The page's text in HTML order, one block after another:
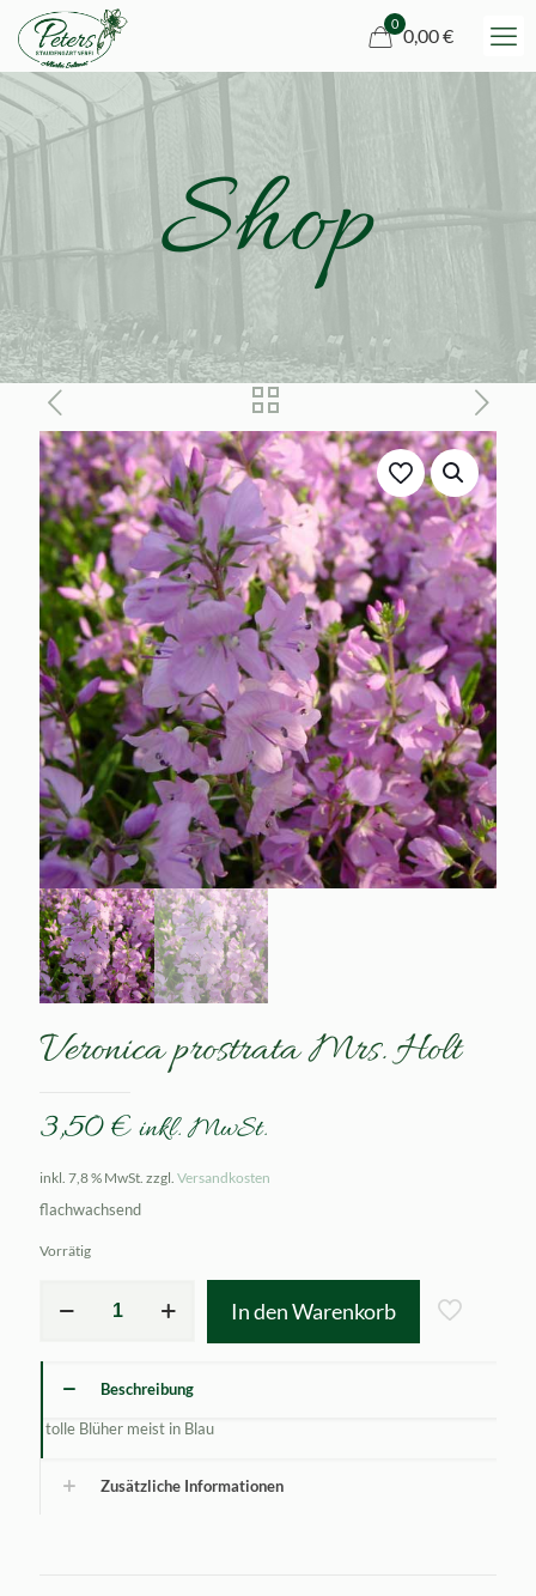
0
0,00 €
Shop
Veronica prostrata Mrs. Holt
3,50€ inkl. MwSt.
inkl. 7,8 % MwSt. zzgl. Versandkosten
flachwachsend
Vorrätig
prostrata
Holt
In den Warenkorb
Beschreibung
tolle Blüher meist in Blau
Zusätzliche Informationen